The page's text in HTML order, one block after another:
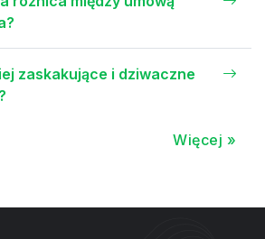
zaskakujące i dziwaczne
Więcej »